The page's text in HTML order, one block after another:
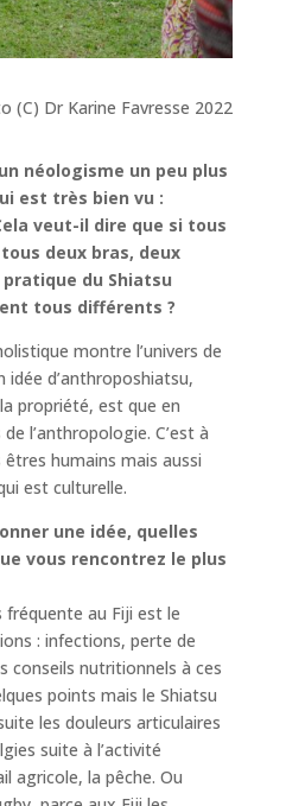
(C) Dr Karine Favresse 2022
néologisme un peu plus
est très bien vu :
veut-il dire que si tous
deux bras, deux
du Shiatsu
tous différents ?
montre l’univers de
idée d’anthroposhiatsu,
propriété, est que en
l’anthropologie. C’est à
humains mais aussi
est culturelle.
une idée, quelles
vous rencontrez le plus
fréquente au Fiji est le
: infections, perte de
conseils nutritionnels à ces
points mais le Shiatsu
les douleurs articulaires
suite à l’activité
agricole, la pêche. Ou